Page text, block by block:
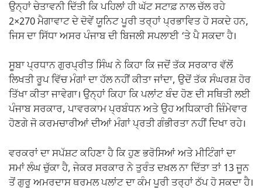
ਉਨ੍ਹਾਂ ਚੇਤਾਵਨੀ ਦਿੱਤੀ ਕਿ ਪਹਿਲਾਂ ਹੀ ਘੱਟ ਸਟਾਫ਼ ਨਾਲ ਚੱਲ ਰਹੇ
2×270 ਮੈਗਾਵਾਟ ਦੇ ਦੋਵੇਂ ਯੂਨਿਟ ਪੂਰੀ ਤਰ੍ਹਾਂ ਪ੍ਰਭਾਵਿਤ ਹੋ ਸਕਦੇ ਹਨ,
ਜਿਸ ਦਾ ਸਿੱਧਾ ਅਸਰ ਪੰਜਾਬ ਦੀ ਬਿਜਲੀ ਸਪਲਾਈ ‘ਤੇ ਪੈ ਸਕਦਾ ਹੈ।
ਸੂਬਾ ਪ੍ਰਧਾਨ ਗੁਰਪ੍ਰੀਤ ਸਿੰਘ ਨੇ ਕਿਹਾ ਕਿ ਜਦੋਂ ਤੱਕ ਸਰਕਾਰ ਵੱਲੋਂ
ਲਿਖਤੀ ਰੂਪ ਵਿੱਚ ਮੰਗਾਂ ਦਾ ਹੱਲ ਨਹੀਂ ਕੀਤਾ ਜਾਂਦਾ, ਉਦੋਂ ਤੱਕ ਸੰਘਰਸ਼ ਹੋਰ
ਤਿੱਖਾ ਕੀਤਾ ਜਾਵੇਗਾ। ਉਨ੍ਹਾਂ ਕਿਹਾ ਕਿ ਪਲਾਂਟ ਬੰਦ ਹੋਣ ਦੀ ਸਥਿਤੀ ਲਈ
ਪੰਜਾਬ ਸਰਕਾਰ, ਪਾਵਰਕਾਮ ਪ੍ਰਬੰਧਨ ਅਤੇ ਉਹ ਅਧਿਕਾਰੀ ਜ਼ਿੰਮੇਵਾਰ
ਹੋਣਗੇ ਜੋ ਕਰਮਚਾਰੀਆਂ ਦੀਆਂ ਮੰਗਾਂ ਪ੍ਰਤੀ ਗੰਭੀਰਤਾ ਨਹੀਂ ਦਿਖਾ ਰਹੇ।
ਵਰਕਰਾਂ ਦਾ ਸਪੱਸ਼ਟ ਕਹਿਣਾ ਹੈ ਕਿ ਹੁਣ ਭਰੋਸਿਆਂ ਅਤੇ ਮੀਟਿੰਗਾਂ ਦਾ
ਸਮਾਂ ਲੰਘ ਚੁੱਕਾ ਹੈ, ਜੇਕਰ ਸਰਕਾਰ ਨੇ ਤੁਰੰਤ ਦਖ਼ਲ ਨਾ ਦਿੱਤਾ ਤਾਂ 13 ਜੂਨ
ਤੋਂ ਗੁਰੂ ਅਮਰਦਾਸ ਥਰਮਲ ਪਲਾਂਟ ਦਾ ਕੰਮ ਪੂਰੀ ਤਰ੍ਹਾਂ ਠੱਪ ਹੋ ਸਕਦਾ ਹੈ।